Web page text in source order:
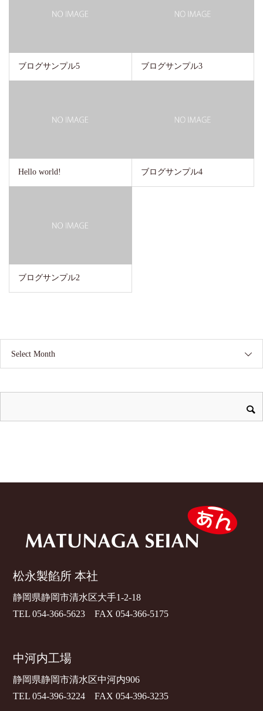
ブログサンプル5 ブログサンプル3
Hello world! ブログサンプル4
ブログサンプル2
Select Month
松永製餡所 本社
静岡県静岡市清水区大手1-2-18
TEL054-366-5623 FAX 054-366-5175
中河内工場
静岡県静岡市清水区中河内906
TEL054-396-3224 FAX 054-396-3235